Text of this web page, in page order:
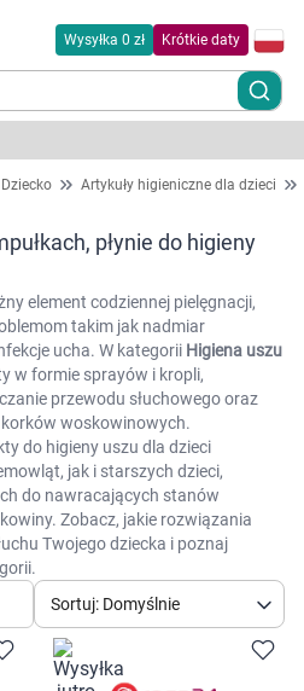
Wysyłka 0 zł Krótkie daty
Dziecko Artykuły higieniczne dla dzieci
płynie do higieny
element codziennej pielęgnacji,
takim jak nadmiar
ucha. W kategorii Higiena uszu
w formie sprayów i kropli,
przewodu słuchowego oraz
woskowinowych.
do higieny uszu dla dzieci
jak i starszych dzieci,
do nawracających stanów
Zobacz, jakie rozwiązania
Twojego dziecka i poznaj
Sortuj: Domyślnie